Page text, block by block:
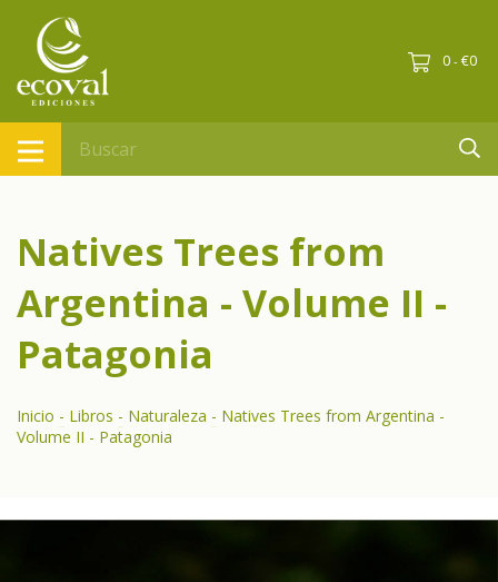
0 - €0
Natives Trees from
Argentina - Volume II -
Patagonia
Inicio - Libros - Naturaleza - Natives Trees from Argentina -
Volume II - Patagonia